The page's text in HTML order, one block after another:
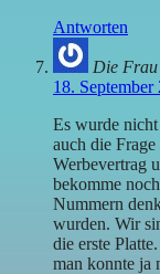
Antworten
Die
18.
Es wurde
auch die
Werbevertrag
bekomme
Nummern
wurden. Wir
die erste
man konnte ja